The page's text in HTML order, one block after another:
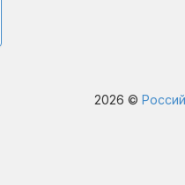
2026 ©